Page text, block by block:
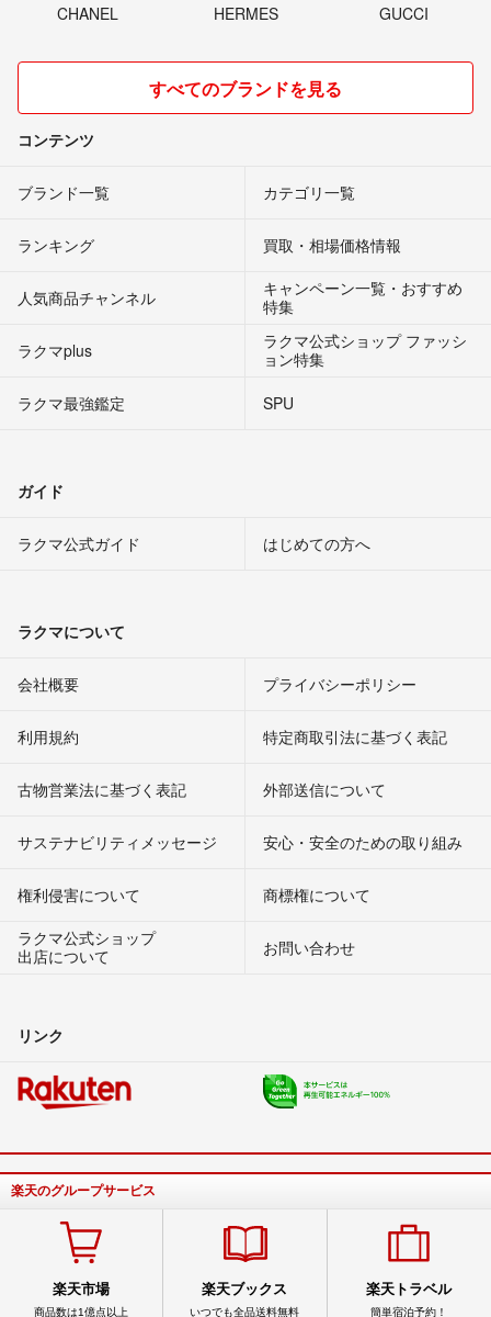
CHANEL HERMES GUCCI
すべてのブランドを見る
コンテンツ
ブランド一覧 カテゴリ一覧
ランキング 買取・相場価格情報
人気商品チャンネル
キャンペーン一覧・おすすめ
特集
ラクマplus
ラクマ公式ショップ ファッシ
ョン特集
ラクマ最強鑑定
SPU
ガイド
ラクマ公式ガイド はじめての方へ
ラクマについて
会社概要 プライバシーポリシー
利用規約 特定商取引法に基づく表記
古物営業法に基づく表記 外部送信について
サステナビリティメッセージ 安心・安全のための取り組み
権利侵害について
商標権について
ラクマ公式ショップ
出店について
お問い合わせ
リンク
楽天のグループサービス
楽天市場
商品数は1億点以上
楽天ブックス
いつでも全品送料無料
楽天トラベル
簡単宿泊予約！